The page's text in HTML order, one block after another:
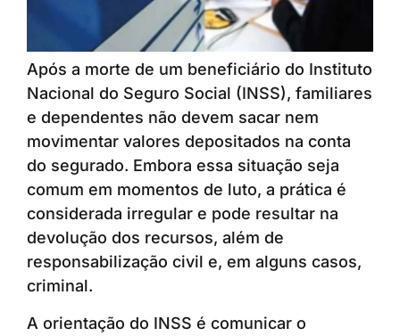
Após a morte de um beneficiário do Instituto
Nacional do Seguro Social (INSS), familiares
e dependentes não devem sacar nem
movimentar valores depositados na conta
do segurado. Embora essa situação seja
comum em momentos de luto, a prática é
considerada irregular e pode resultar na
devolução dos recursos, além de
responsabilização civil e, em alguns casos,
criminal.
A orientação do INSS é comunicar o